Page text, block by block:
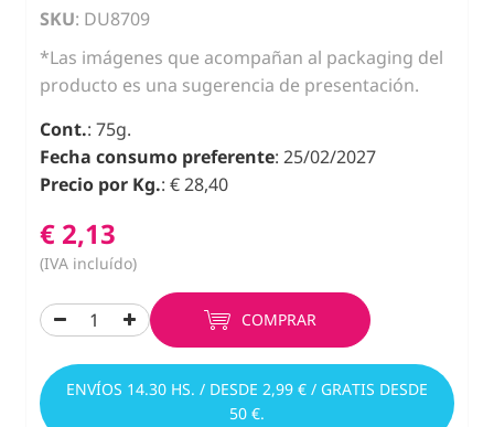
SKU: DU8709
*Las imágenes que acompañan al packaging del
producto es una sugerencia de presentación.
Cont.: 75g.
Fecha consumo preferente: 25/02/2027
Precio por Kg.: € 28,40
€ 2,13
(IVA incluído)
COMPRAR
ENVÍOS 14.30 HS. / DESDE 2,99 € / GRATIS DESDE
50 €.